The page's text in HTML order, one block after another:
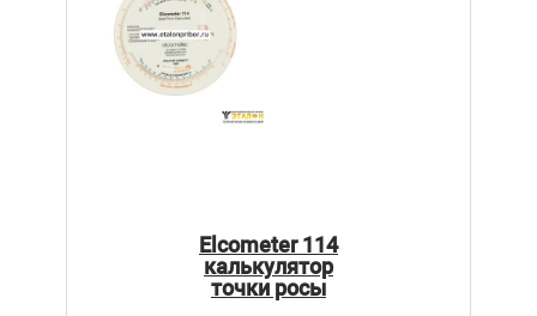
Elcometer 114
калькулятор
точки росы